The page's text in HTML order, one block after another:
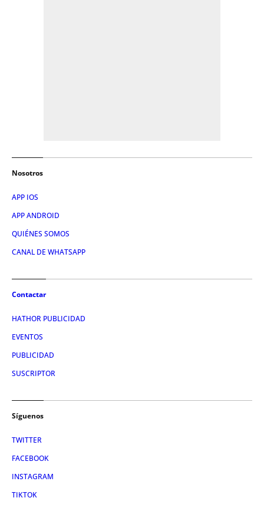
Nosotros
APP IOS
APP ANDROID
QUIÉNES SOMOS
CANAL DE WHATSAPP
Contactar
HATHOR PUBLICIDAD
EVENTOS
PUBLICIDAD
SUSCRIPTOR
Síguenos
TWITTER
FACEBOOK
INSTAGRAM
TIKTOK